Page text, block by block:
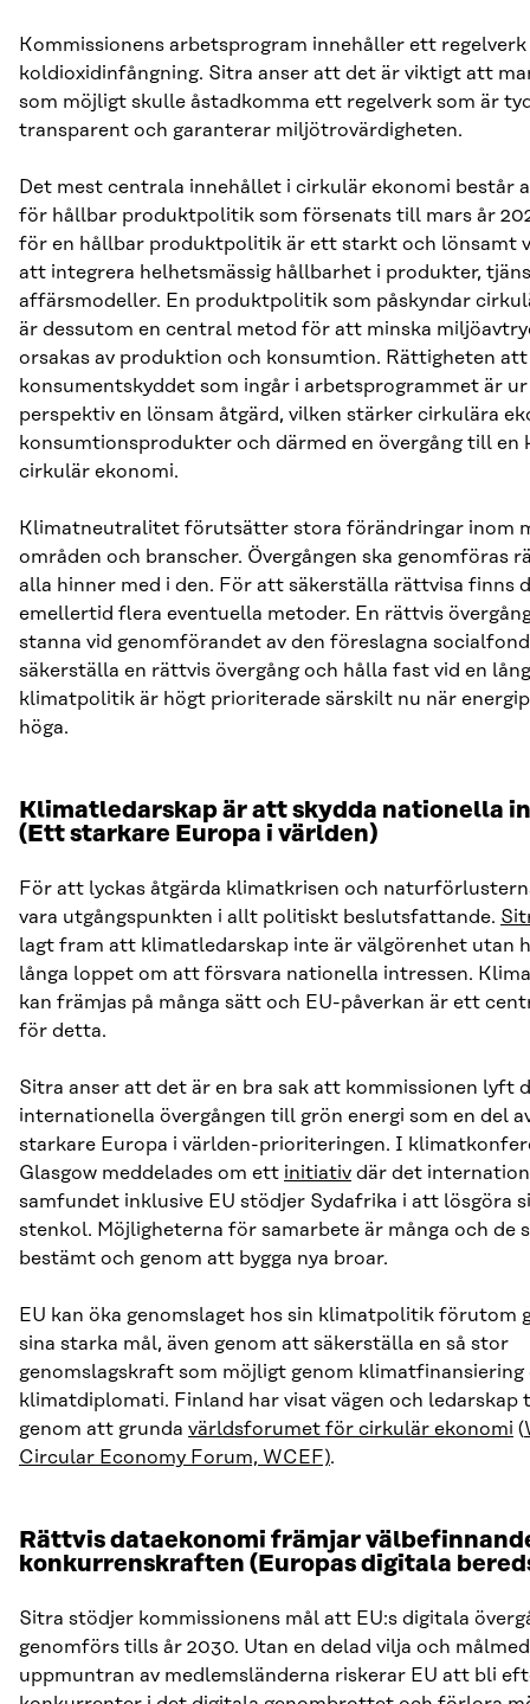
Kommissionens arbetsprogram innehåller ett
koldioxidinfångning. Sitra anser att det är viktigt att
som möjligt skulle åstadkomma ett regelverk som är
transparent och garanterar miljötrovärdigheten.
Det mest centrala innehållet i cirkulär ekonomi består
för hållbar produktpolitik som försenats till mars år
för en hållbar produktpolitik är ett starkt och lönsamt
att integrera helhetsmässig hållbarhet i produkter,
affärsmodeller. En produktpolitik som påskyndar
är dessutom en central metod för att minska
orsakas av produktion och konsumtion. Rättigheten
konsumentskyddet som ingår i arbetsprogrammet är
perspektiv en lönsam åtgärd, vilken stärker cirkulära
konsumtionsprodukter och därmed en övergång till en
cirkulär ekonomi.
Klimatneutralitet förutsätter stora förändringar inom
områden och branscher. Övergången ska genomföras
alla hinner med i den. För att säkerställa rättvisa finns
emellertid flera eventuella metoder. En rättvis
stanna vid genomförandet av den föreslagna
säkerställa en rättvis övergång och hålla fast vid en
klimatpolitik är högt prioriterade särskilt nu när
höga.
Klimatledarskap är att skydda nationella
(Ett starkare Europa i världen)
För att lyckas åtgärda klimatkrisen och
vara utgångspunkten i allt politiskt beslutsfattande.
lagt fram att klimatledarskap inte är välgörenhet utan
långa loppet om att försvara nationella intressen.
kan främjas på många sätt och EU-påverkan är ett
för detta.
Sitra anser att det är en bra sak att kommissionen lyft
internationella övergången till grön energi som en del
starkare Europa i världen-prioriteringen. I
Glasgow meddelades om ett initiativ där det
samfundet inklusive EU stödjer Sydafrika i att lösgöra
stenkol. Möjligheterna för samarbete är många och de
bestämt och genom att bygga nya broar.
EU kan öka genomslaget hos sin klimatpolitik förutom
sina starka mål, även genom att säkerställa en så stor
genomslagskraft som möjligt genom klimatfinansiering
klimatdiplomati. Finland har visat vägen och ledarskap
genom att grunda världsforumet för cirkulär ekonomi (
Circular Economy Forum, WCEF).
Rättvis dataekonomi främjar
konkurrenskraften (Europas digitala
Sitra stödjer kommissionens mål att EU:s digitala
genomförs tills år 2030. Utan en delad vilja och
uppmuntran av medlemsländerna riskerar EU att bli